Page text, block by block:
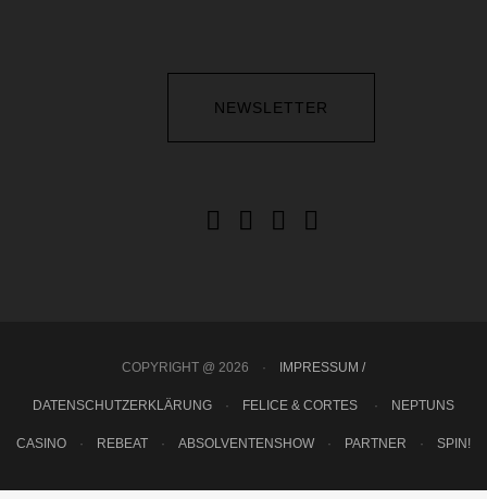
NEWSLETTER
COPYRIGHT @ 2026 · IMPRESSUM /
DATENSCHUTZERKLÄRUNG · FELICE & CORTES · NEPTUNS
CASINO · REBEAT · ABSOLVENTENSHOW · PARTNER · SPIN!